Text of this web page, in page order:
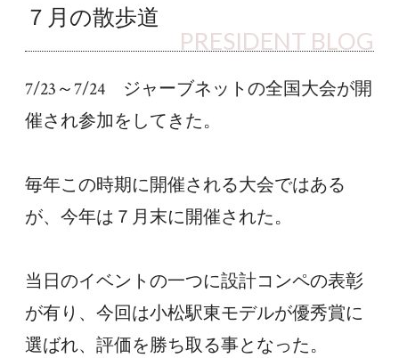
７月の散歩道
PRESIDENT BLOG
7/23～7/24　ジャーブネットの全国大会が開
催され参加をしてきた。
毎年この時期に開催される大会ではある
が、今年は７月末に開催された。
当日のイベントの一つに設計コンペの表彰
が有り、今回は小松駅東モデルが優秀賞に
選ばれ、評価を勝ち取る事となった。